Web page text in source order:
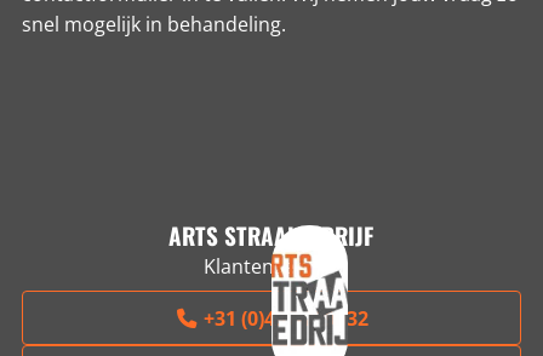
snel mogelijk in behandeling.
ARTS STRAALBEDRIJF
Klantenservice
+31 (0)497-229032